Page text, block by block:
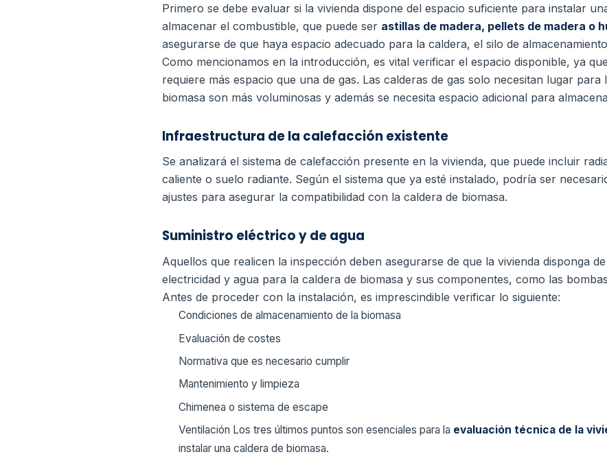
Primero se debe evaluar si la vivienda dispone del espacio suficiente para instalar
almacenar el combustible, que puede ser astillas de madera, pellets de madera o
asegurarse de que haya espacio adecuado para la caldera, el silo de
Como mencionamos en la introducción, es vital verificar el espacio disponible, ya
requiere más espacio que una de gas. Las calderas de gas solo necesitan lugar
biomasa son más voluminosas y además se necesita espacio adicional para
Infraestructura de la calefacción existente
Se analizará el sistema de calefacción presente en la vivienda, que puede incluir
caliente o suelo radiante. Según el sistema que ya esté instalado, podría ser
ajustes para asegurar la compatibilidad con la caldera de biomasa.
Suministro eléctrico y de agua
Aquellos que realicen la inspección deben asegurarse de que la vivienda disponga
electricidad y agua para la caldera de biomasa y sus componentes, como las
Antes de proceder con la instalación, es imprescindible verificar lo siguiente:
Condiciones de almacenamiento de la biomasa
Evaluación de costes
Normativa que es necesario cumplir
Mantenimiento y limpieza
Chimenea o sistema de escape
Ventilación Los tres últimos puntos son esenciales para la evaluación técnica de la
instalar una caldera de biomasa.